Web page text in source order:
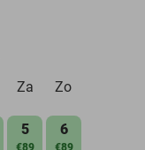
Za Zo
5
€89
6
€89